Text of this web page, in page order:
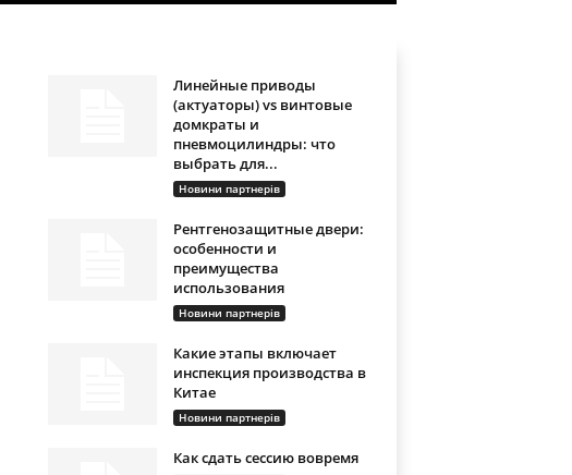
Линейные приводы
(актуаторы) vs винтовые
домкраты и
пневмоцилиндры: что
выбрать для...
Новини партнерів
Рентгенозащитные двери:
особенности и
преимущества
использования
Новини партнерів
Какие этапы включает
инспекция производства в
Китае
Новини партнерів
Как сдать сессию вовремя